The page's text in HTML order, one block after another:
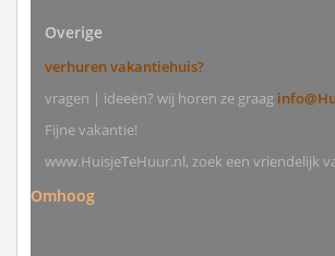
Overige
verhuren vakantiehuis?
vragen | ideeën? wij horen ze graag
Fijne vakantie!
www.HuisjeTeHuur.nl, zoek een vriendelijk
Omhoog